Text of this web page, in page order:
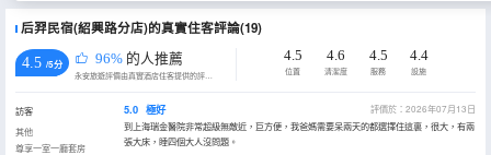
后羿民宿(紹興路分店)的真實住客評論(19)
4.5 /5分 96% 的人推薦
永安旅遊評價由真實酒店住客提供的評價。
4.5
位置
4.6
清潔度
4.5
服務
4.4
設施
訪客
其他
尊享一室一廳套房
5.0 極好
評價於：2026年07月13日
到上海瑞金醫院非常超級無敵近，巨方便，我爸媽需要呆兩天的都選擇住這裏，很大，有兩
張大床，睡四個大人沒問題。